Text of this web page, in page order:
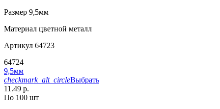
Размер 9,5мм
Материал цветной металл
Артикул 64723
64724
9,5мм
checkmark_alt_circleВыбрать
11.49 р.
По 100 шт